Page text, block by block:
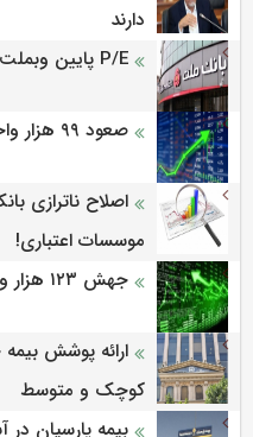
دارند
P/E پایین وبملت چه پیامی برای سهامداران دارد؟
صعود ۹۹ هزار واحدی شاخص بورس
اصلاح ناترازی
موسسات اعتباری!
جهش ۱۲۳ هزار واحدی شاخص بورس
ارائه پوشش
کوچک و متوسط